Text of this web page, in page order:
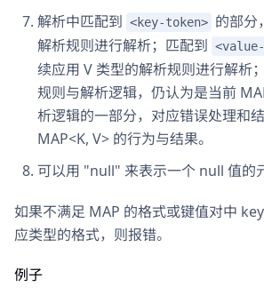
解析中匹配到 <key-token> 的部分
解析规则进行解析；匹配到
续应用 V 类型的解析规则进行解析
规则与解析逻辑，仍认为是当前
析逻辑的一部分，对应错误处理和
MAP<K, V> 的行为与结果。
可以用 "null" 来表示一个 null 值的
如果不满足 MAP 的格式或键值对中
应类型的格式，则报错。
例子